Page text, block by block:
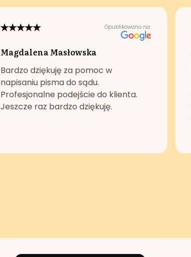
Opublikowano na:
Magdalena Masłowska
Bardzo dziękuję za pomoc w
napisaniu pisma do sądu.
Profesjonalne podejście do klienta.
Jeszcze raz bardzo dziękuję.